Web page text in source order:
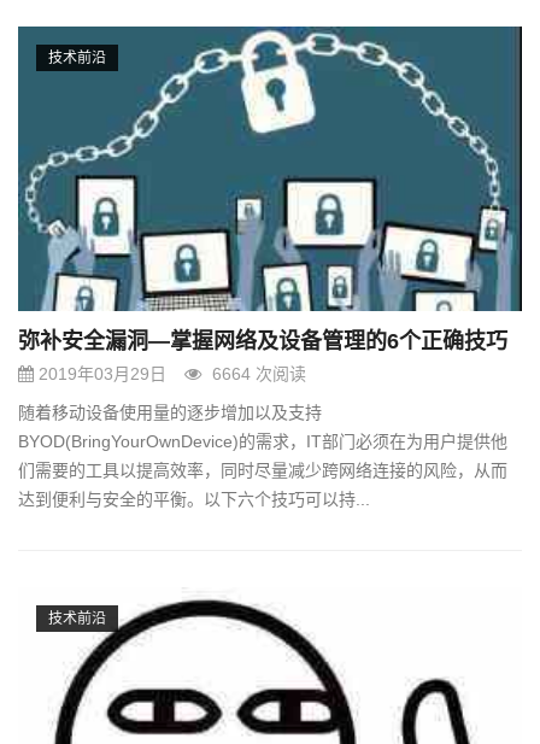
e
N
i
a
i
o
n
技术前沿
弥补安全漏洞—掌握网络及设备管理的6个正确技巧
2019年03月29日
6664 次阅读
随着移动设备使用量的逐步增加以及支持
BYOD(BringYourOwnDevice)的需求，IT部门必须在为用户提供他
们需要的工具以提高效率，同时尽量减少跨网络连接的风险，从而
达到便利与安全的平衡。以下六个技巧可以持...
技术前沿